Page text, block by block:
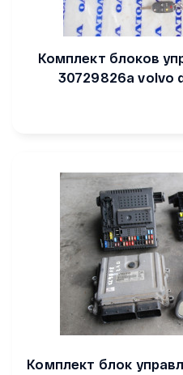
Комплект блоков
30729826a volvo
Комплект блок